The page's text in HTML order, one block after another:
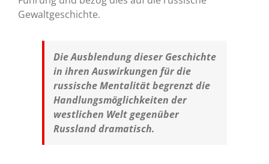
Gewaltgeschichte.
Die Ausblendung dieser Geschichte
in ihren Auswirkungen für die
russische Mentalität begrenzt die
Handlungsmöglichkeiten der
westlichen Welt gegenüber
Russland dramatisch.